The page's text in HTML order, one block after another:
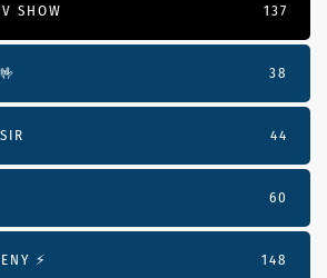
SHOW 137
38
44
60
⚡️ 148